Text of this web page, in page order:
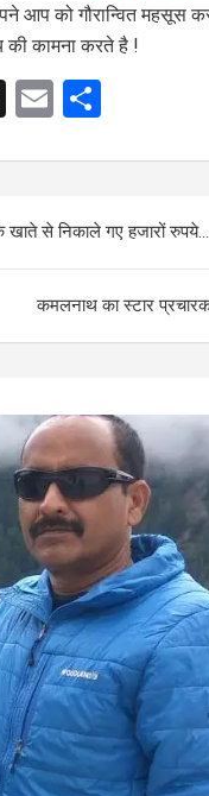
आप को गौरान्वित महसूस
की कामना करते है !
X
E
ail ar
खाते से निकाले गए हजारों
कमलनाथ का स्टार प्रचारक